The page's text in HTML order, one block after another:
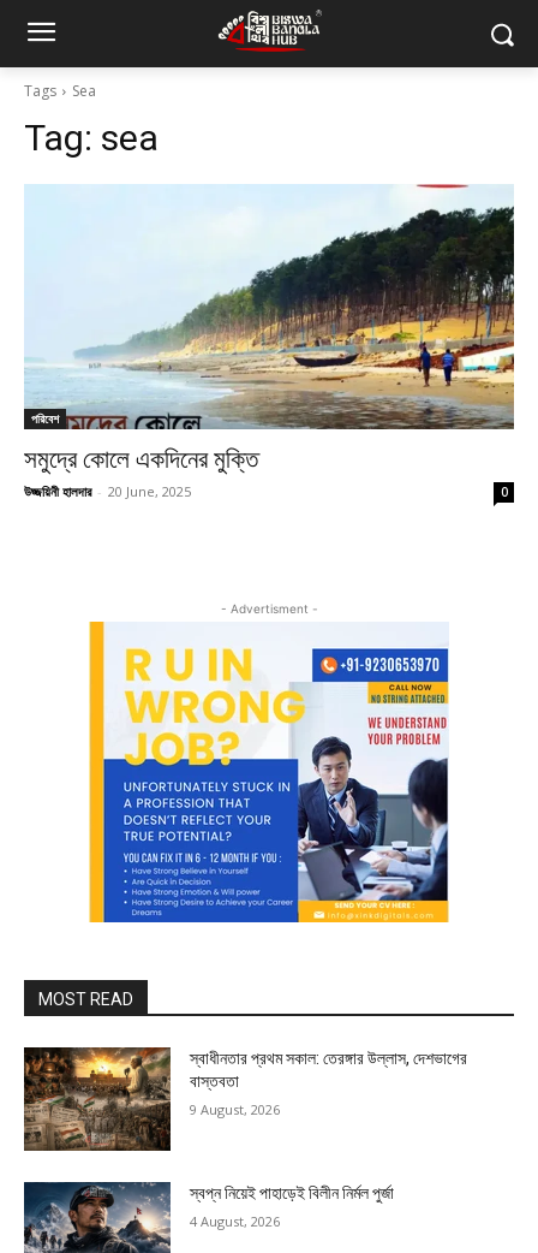
Tags Sea
Tag: sea
পরিবেশ
সমুদ্রে কোলে একদিনের মুক্তি
উজ্জয়িনী হালদার - 20 June, 2025 0
- Advertisment -
MOST READ
স্বাধীনতার প্রথম সকাল: তেরঙ্গার উল্লাস, দেশভাগের
বাস্তবতা
9 August, 2026
স্বপ্ন নিয়েই পাহাড়েই বিলীন নির্মল পুর্জা
4 August, 2026